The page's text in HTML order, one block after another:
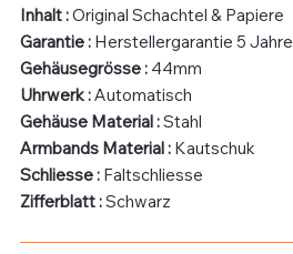
Inhalt :Original Schachtel & Papiere
Garantie : Herstellergarantie 5 Jahre
Gehäusegrösse : 44mm
Uhrwerk :Automatisch
Gehäuse Material :Stahl
Armbands Material : Kautschuk
Schliesse : Faltschliesse
Zifferblatt :Schwarz